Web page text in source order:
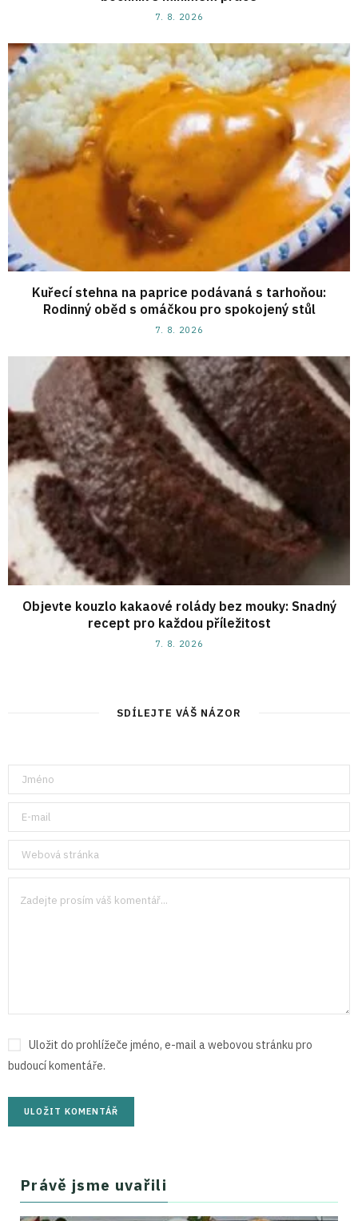
7. 8. 2026
Kuřecí stehna na paprice podávaná s tarhoňou:
Rodinný oběd s omáčkou pro spokojený stůl
7. 8. 2026
Objevte kouzlo kakaové rolády bez mouky: Snadný
recept pro každou příležitost
7. 8. 2026
SDÍLEJTE VÁŠ NÁZOR
Uložit do prohlížeče jméno, e-mail a webovou stránku pro
budoucí komentáře.
Právě jsme uvařili